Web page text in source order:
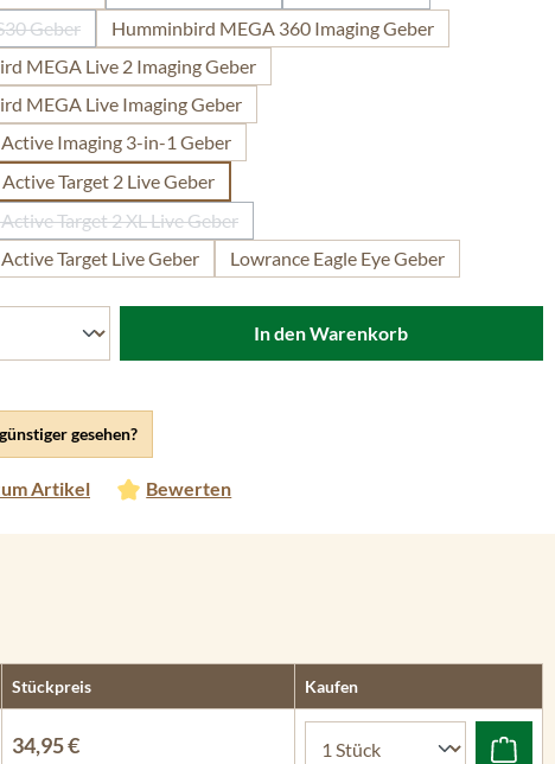
gesehen?
Artikel Bewerten
Geber
Option ist zurzeit nicht verfügbar.)
Humminbird MEGA 360 Imaging Geber
MEGA Live 2 Imaging Geber
MEGA Live Imaging Geber
Imaging 3-in-1 Geber
Target 2 Live Geber
Target 2 XL Live Geber
(Diese Option ist zurzeit nicht verfügbar.)
Target Live Geber Lowrance Eagle Eye Geber
In den Warenkorb
Stückpreis Kaufen
34,95 €